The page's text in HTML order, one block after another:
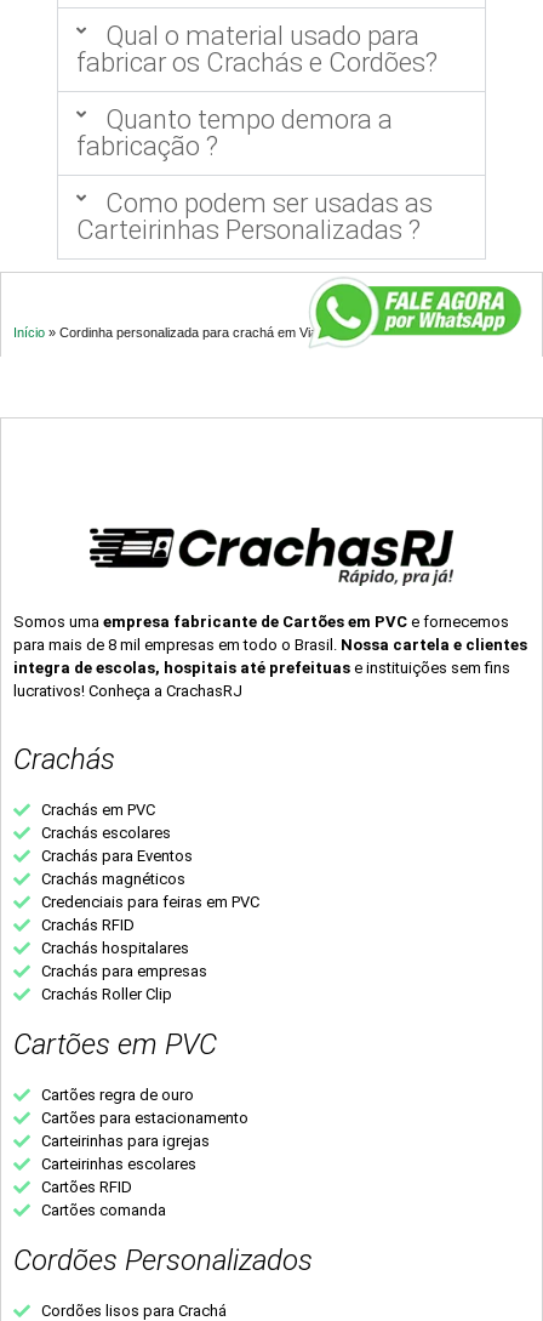
Qual o material usado para
fabricar os Crachás e Cordões?
Quanto tempo demora a
fabricação ?
Como podem ser usadas as
Carteirinhas Personalizadas ?
Início » Cordinha personalizada para crachá em Viana – ES
Somos uma empresa fabricante de Cartões em PVC e fornecemos
para mais de 8 mil empresas em todo o Brasil. Nossa cartela e clientes
integra de escolas, hospitais até prefeituas e instituições sem fins
lucrativos! Conheça a CrachasRJ
Crachás
Crachás em PVC
Crachás escolares
Crachás para Eventos
Crachás magnéticos
Credenciais para feiras em PVC
Crachás RFID
Crachás hospitalares
Crachás para empresas
Crachás Roller Clip
Cartões em PVC
Cartões regra de ouro
Cartões para estacionamento
Carteirinhas para igrejas
Carteirinhas escolares
Cartões RFID
Cartões comanda
Cordões Personalizados
Cordões lisos para Crachá